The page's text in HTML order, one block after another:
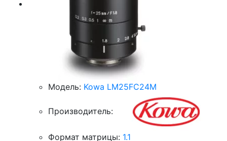
Модель: Kowa LM25FC24M
Производитель:
Формат матрицы: 1.1